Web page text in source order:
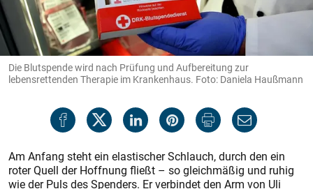
Die Blutspende wird nach Prüfung und Aufbereitung zur
lebensrettenden Therapie im Krankenhaus. Foto: Daniela Haußmann
Am Anfang steht ein elastischer Schlauch, durch den ein
roter Quell der Hoffnung fließt – so gleichmäßig und ruhig
wie der Puls des Spenders. Er verbindet den Arm von Uli